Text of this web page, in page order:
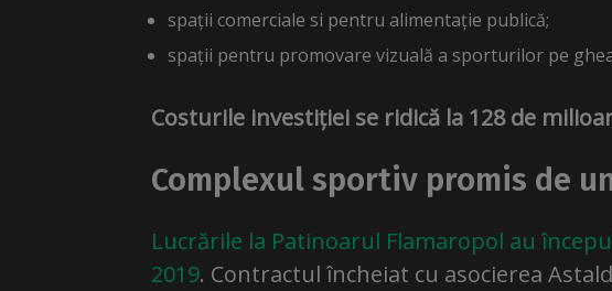
spații comerciale si pentru alimentație publică;
spații pentru promovare vizuală a sporturilor pe
Costurile investiției se ridică la 128 de
Complexul sportiv promis de
Lucrările la Patinoarul Flamaropol au
2019. Contractul încheiat cu asocierea